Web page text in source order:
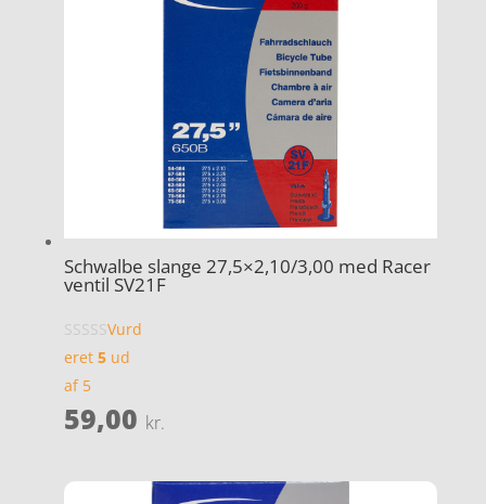
Schwalbe slange 27,5×2,10/3,00 med Racer
ventil SV21F
Vurd
eret 5ud
af 5
59,00 kr.